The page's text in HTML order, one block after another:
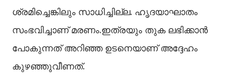
ശ്രമിച്ചെങ്കിലും സാധിച്ചില്ല. ഹൃദയാഘാതം
സംഭവിച്ചാണ് മരണം.ഇത്രയും തുക ലഭിക്കാൻ
പോകുന്നത് അറിഞ്ഞ ഉടനെയാണ് അദ്ദേഹം
കുഴഞ്ഞുവീണത്.